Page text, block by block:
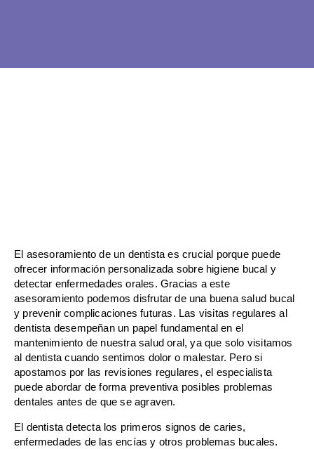
El asesoramiento de un dentista es crucial porque puede
ofrecer información personalizada sobre higiene bucal y
detectar enfermedades orales. Gracias a este
asesoramiento podemos disfrutar de una buena salud bucal
y prevenir complicaciones futuras. Las visitas regulares al
dentista desempeñan un papel fundamental en el
mantenimiento de nuestra salud oral, ya que solo visitamos
al dentista cuando sentimos dolor o malestar. Pero si
apostamos por las revisiones regulares, el especialista
puede abordar de forma preventiva posibles problemas
dentales antes de que se agraven.
El dentista detecta los primeros signos de caries,
enfermedades de las encías y otros problemas bucales.